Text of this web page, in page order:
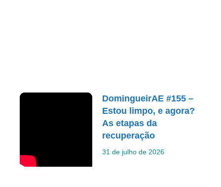
DomingueirAE #155 –
Estou limpo, e agora?
As etapas da
recuperação
31 de julho de 2026